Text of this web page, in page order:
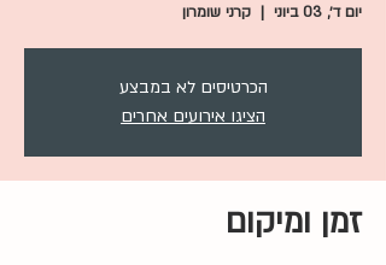
יום ד׳, 03 ביוני
  |
קרני שומרון
הכרטיסים לא במבצע
הציגו אירועים אחרים
זמן ומיקום